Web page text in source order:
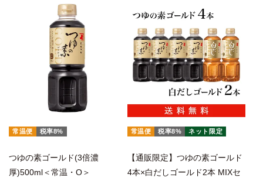
常温便 税率8%
つゆの素ゴールド(3倍濃
厚)500ml＜常温・O＞
常温便 税率8% ネット限定
【通販限定】つゆの素ゴールド
4本×白だしゴールド2本 MIXセ